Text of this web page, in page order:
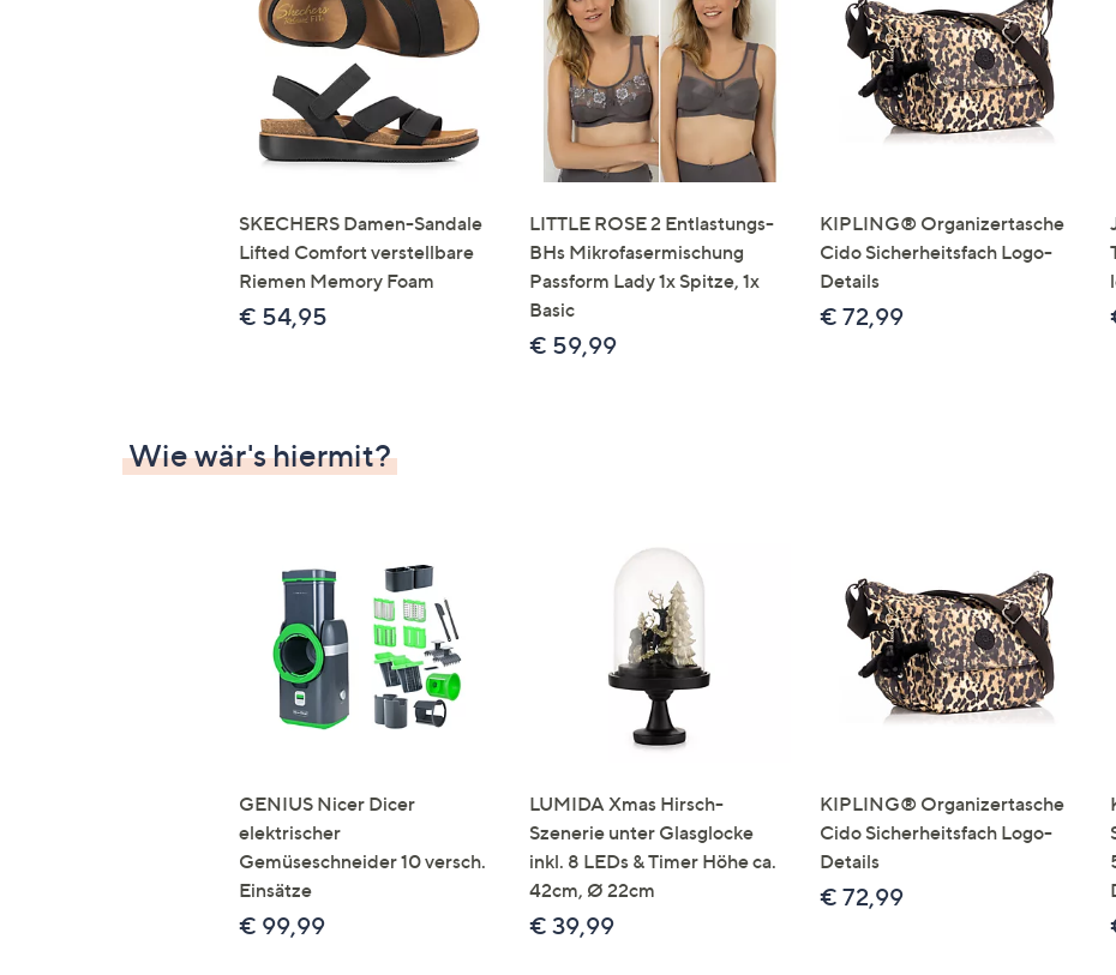
Touch-
Geräten
nach
links
bzw.
rechts,
um
diese
anzuzeigen.
SKECHERS Damen-Sandale
Lifted Comfort verstellbare
Riemen Memory Foam
€ 54,95
LITTLE ROSE 2 Entlastungs-
BHs Mikrofasermischung
Passform Lady 1x Spitze, 1x
Basic
€ 59,99
KIPLING® Organizertasche
Cido Sicherheitsfach Logo-
Details
€ 72,99
Wie wär's hiermit?
GENIUS Nicer Dicer
elektrischer
Gemüseschneider 10 versch.
Einsätze
€ 99,99
LUMIDA Xmas Hirsch-
Szenerie unter Glasglocke
inkl. 8 LEDs & Timer Höhe ca.
42cm, Ø 22cm
€ 39,99
KIPLING® Organizertasche
Cido Sicherheitsfach Logo-
Details
€ 72,99